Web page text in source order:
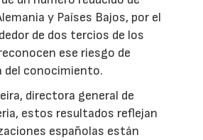
y Países Bajos, por el
de dos tercios de los
ese riesgo de
del conocimiento.
directora general de
estos resultados reflejan
españolas están